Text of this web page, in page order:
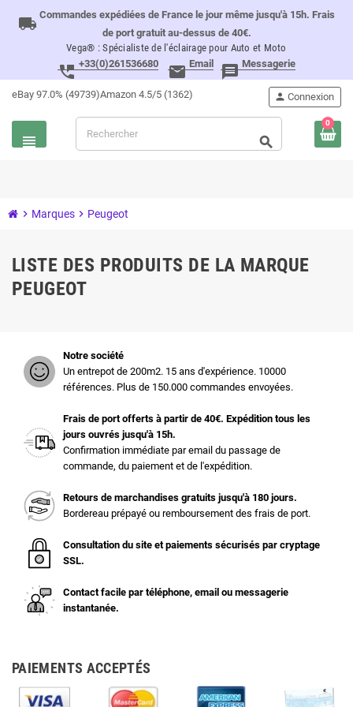
local_shipping Commandes expédiées de France le jour même jusqu'à 15h. Frais
de port gratuit au-dessus de 40€.
Vega® : Spécialiste de l'éclairage pour Auto et Moto
perm_phone_msg +33(0)261536680 email Email message Messagerie
eBay 97.0% (49739)Amazon 4.5/5 (1362)
view_headline
person Connexion
search
0
chevron_right Marques chevron_right Peugeot
LISTE DES PRODUITS DE LA MARQUE
PEUGEOT
Notre société
Un entrepot de 200m2. 15 ans d'expérience. 10000
références. Plus de 150.000 commandes envoyées.
Frais de port offerts à partir de 40€. Expédition tous les
jours ouvrés jusqu'à 15h.
Confirmation immédiate par email du passage de
commande, du paiement et de l'expédition.
Retours de marchandises gratuits jusqu'à 180 jours.
Bordereau prépayé ou remboursement des frais de port.
Consultation du site et paiements sécurisés par cryptage
SSL.
Contact facile par téléphone, email ou messagerie
instantanée.
PAIEMENTS ACCEPTÉS